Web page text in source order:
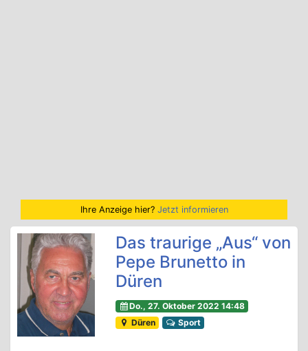
Ihre Anzeige hier? Jetzt informieren
Das traurige „Aus“ von
Pepe Brunetto in
Düren
Do., 27. Oktober 2022 14:48
Düren
Sport